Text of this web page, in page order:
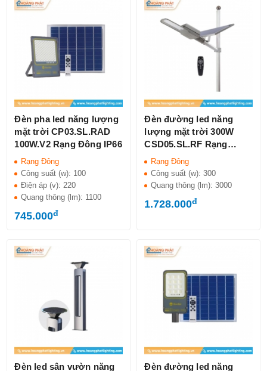
Đèn pha led năng lượng
mặt trời CP03.SL.RAD
100W.V2 Rạng Đông IP66
Rạng Đông
Công suất (w): 100
Điện áp (v):220
Quang thông (lm): 1100
745.000đ
Đèn đường led năng
lượng mặt trời 300W
CSD05.SL.RF Rạng
Đông IP66
Rạng Đông
Công suất (w):300
Quang thông (lm):3000
1.728.000đ
Đèn led sân vườn năng Đèn đường led năng